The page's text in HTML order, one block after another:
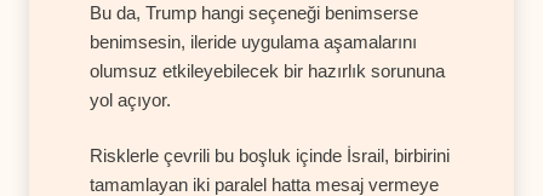
Bu da, Trump hangi seçeneği benimserse
benimsesin, ileride uygulama aşamalarını
olumsuz etkileyebilecek bir hazırlık sorununa
yol açıyor.
Risklerle çevrili bu boşluk içinde İsrail, birbirini
tamamlayan iki paralel hatta mesaj vermeye